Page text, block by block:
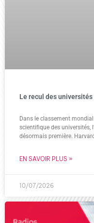
Le recul des
Dans le classement
scientifique des universités,
désormais première.
EN SAVOIR PLUS »
10/07/2026